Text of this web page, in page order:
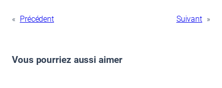
« Précédent Suivant »
Vous pourriez aussi aimer